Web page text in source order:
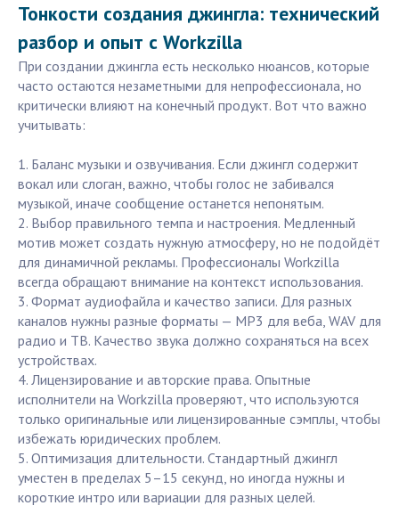
Тонкости создания джингла: технический
разбор и опыт с Workzilla
При создании джингла есть несколько нюансов, которые
часто остаются незаметными для непрофессионала, но
критически влияют на конечный продукт. Вот что важно
учитывать:
1. Баланс музыки и озвучивания. Если джингл содержит
вокал или слоган, важно, чтобы голос не забивался
музыкой, иначе сообщение останется непонятым.
2. Выбор правильного темпа и настроения. Медленный
мотив может создать нужную атмосферу, но не подойдёт
для динамичной рекламы. Профессионалы Workzilla
всегда обращают внимание на контекст использования.
3. Формат аудиофайла и качество записи. Для разных
каналов нужны разные форматы — MP3 для веба, WAV для
радио и ТВ. Качество звука должно сохраняться на всех
устройствах.
4. Лицензирование и авторские права. Опытные
исполнители на Workzilla проверяют, что используются
только оригинальные или лицензированные сэмплы, чтобы
избежать юридических проблем.
5. Оптимизация длительности. Стандартный джингл
уместен в пределах 5–15 секунд, но иногда нужны и
короткие интро или вариации для разных целей.